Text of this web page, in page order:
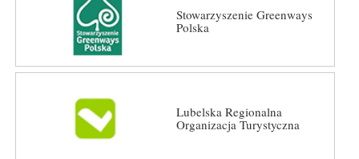
Stowarzyszenie Greenways
Polska
Lubelska Regionalna
Organizacja Turystyczna